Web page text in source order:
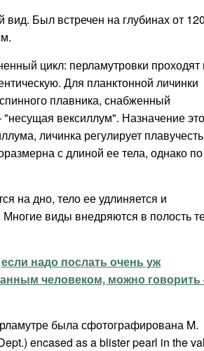
Был встречен на глубинах от 120
цикл: перламутровки проходят
Для планктонной личинки
плавника, снабженный
вексиллум". Назначение
личинка регулирует
с длиной ее тела, однако по
на дно, тело ее удлиняется и
Многие виды внедряются в полость
если надо послать очень уж
человеком, можно
была сфотографирована M.
encased as a blister pearl in the